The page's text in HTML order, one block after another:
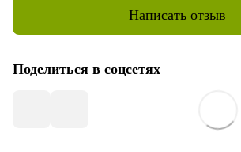
Написать отзыв
Поделиться в соцсетях